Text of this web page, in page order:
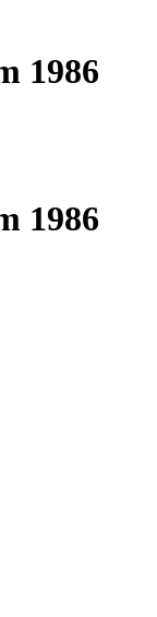
1986
1986